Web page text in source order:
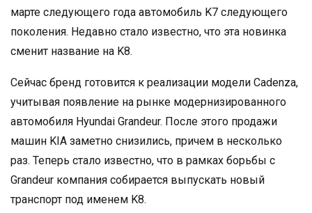
марте следующего года автомобиль K7 следующего
поколения. Недавно стало известно, что эта новинка
сменит название на K8.
Сейчас бренд готовится к реализации модели Cadenza,
учитывая появление на рынке модернизированного
автомобиля Hyundai Grandeur. После этого продажи
машин KIA заметно снизились, причем в несколько
раз. Теперь стало известно, что в рамках борьбы с
Grandeur компания собирается выпускать новый
транспорт под именем K8.